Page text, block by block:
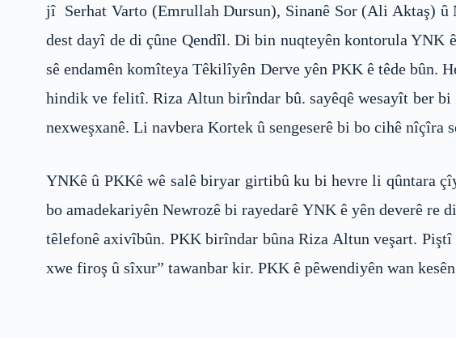
jî Serhat Varto (Emrullah Dursun), Sinanê Sor (Ali Aktaş)
dest dayî de di çûne Qendîl. Di bin nuqteyên kontorula YNK
sê endamên komîteya Têkilîyên Derve yên PKK ê têde bûn.
hindik ve felitî. Riza Altun birîndar bû. sayêqê wesayît ber
nexweşxanê. Li navbera Kortek û sengeserê bi bo cihê nîçîra
YNKê û PKKê wê salê biryar girtibû ku bi hevre li qûntara
bo amadekariyên Newrozê bi rayedarê YNK ê yên deverê re
têlefonê axivîbûn. PKK birîndar bûna Riza Altun veşart.
xwe firoş û sîxur” tawanbar kir. PKK ê pêwendiyên wan